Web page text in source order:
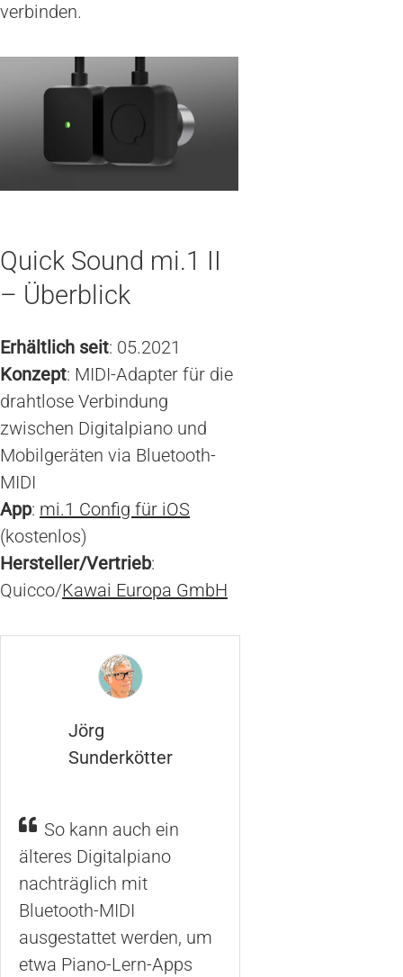
verbinden.
Quick Sound mi.1 II
– Überblick
Erhältlich seit: 05.2021
Konzept: MIDI-Adapter für die
drahtlose Verbindung
zwischen Digitalpiano und
Mobilgeräten via Bluetooth-
MIDI
App: mi.1 Config für iOS
(kostenlos)
Hersteller/Vertrieb:
Quicco/Kawai Europa GmbH
Jörg
Sunderkötter
So kann auch ein
älteres Digitalpiano
nachträglich mit
Bluetooth-MIDI
ausgestattet werden, um
etwa Piano-Lern-Apps